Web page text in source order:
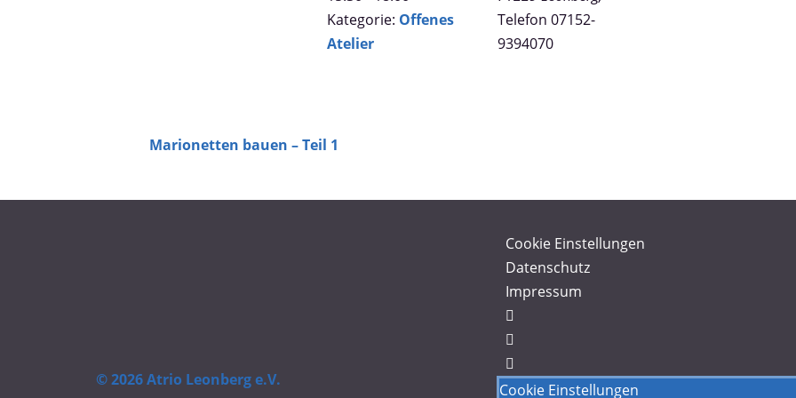
Kategorie: Offenes
Atelier
Telefon 07152-
9394070
Marionetten bauen – Teil 1
© 2026 Atrio Leonberg e.V.
Cookie Einstellungen
Datenschutz
Impressum
Cookie Einstellungen